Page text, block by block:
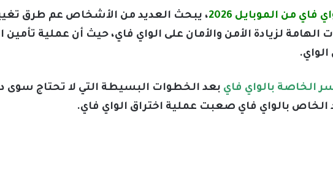
من الموبايل 2026
، يبحث العديد من الأشخاص عم طرق
الهامة لزيادة الأمن والأمان على الواي فاي، حيث أن عملية
الخاصة بالواي فاي بعد الخطوات البسيطة التي لا تحتاج سوى
الخاص بالواي فاي صعبت عملية اختراق الواي فاي.